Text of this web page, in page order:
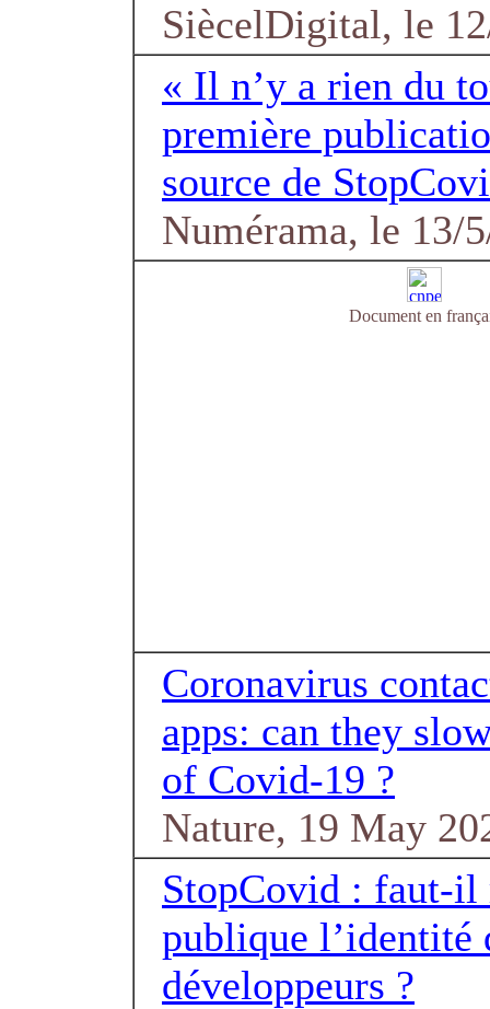
SiècelDigital, le
« Il n’y a rien du
première
source de
Numérama, le 13/
Document en
Coronavirus
apps: can they
of Covid-19 ?
Nature, 19 May
StopCovid : faut-il
publique l’identité
développeurs ?